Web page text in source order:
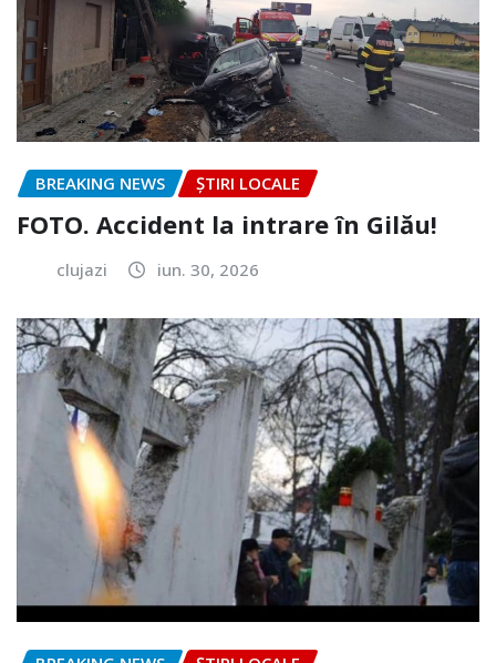
BREAKING NEWS ȘTIRI LOCALE
FOTO. Accident la intrare în Gilău!
clujazi iun. 30, 2026